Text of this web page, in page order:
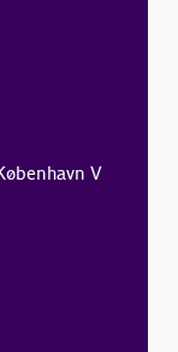
V